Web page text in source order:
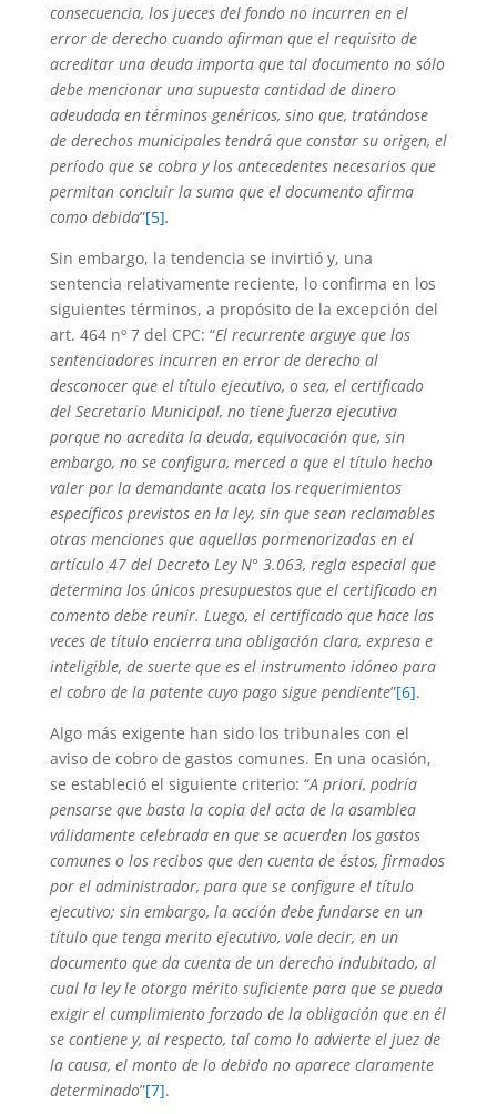
consecuencia, los jueces del fondo no incurren en el
error de derecho cuando afirman que el requisito de
acreditar una deuda importa que tal documento no sólo
debe mencionar una supuesta cantidad de dinero
adeudada en términos genéricos, sino que, tratándose
de derechos municipales tendrá que constar su origen, el
período que se cobra y los antecedentes necesarios que
permitan concluir la suma que el documento afirma
como debida”[5].
Sin embargo, la tendencia se invirtió y, una
sentencia relativamente reciente, lo confirma en los
siguientes términos, a propósito de la excepción del
art. 464 nº 7 del CPC: “El recurrente arguye que los
sentenciadores incurren en error de derecho al
desconocer que el título ejecutivo, o sea, el certificado
del Secretario Municipal, no tiene fuerza ejecutiva
porque no acredita la deuda, equivocación que, sin
embargo, no se configura, merced a que el título hecho
valer por la demandante acata los requerimientos
específicos previstos en la ley, sin que sean reclamables
otras menciones que aquellas pormenorizadas en el
artículo 47 del Decreto Ley N° 3.063, regla especial que
determina los únicos presupuestos que el certificado en
comento debe reunir. Luego, el certificado que hace las
veces de título encierra una obligación clara, expresa e
inteligible, de suerte que es el instrumento idóneo para
el cobro de la patente cuyo pago sigue pendiente”[6].
Algo más exigente han sido los tribunales con el
aviso de cobro de gastos comunes. En una ocasión,
se estableció el siguiente criterio: “A priori, podría
pensarse que basta la copia del acta de la asamblea
válidamente celebrada en que se acuerden los gastos
comunes o los recibos que den cuenta de éstos, firmados
por el administrador, para que se configure el título
ejecutivo; sin embargo, la acción debe fundarse en un
título que tenga merito ejecutivo, vale decir, en un
documento que da cuenta de un derecho indubitado, al
cual la ley le otorga mérito suficiente para que se pueda
exigir el cumplimiento forzado de la obligación que en él
se contiene y, al respecto, tal como lo advierte el juez de
la causa, el monto de lo debido no aparece claramente
determinado”[7].